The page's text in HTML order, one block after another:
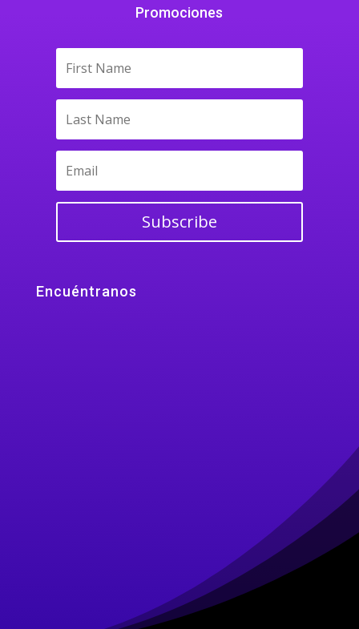
Promociones
Subscribe
Encuéntranos